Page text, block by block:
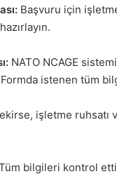
Başvuru için
NATO NCAGE
istenen tüm
işletme
bilgileri kontrol